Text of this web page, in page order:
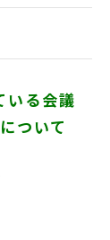
いる会議
ついて